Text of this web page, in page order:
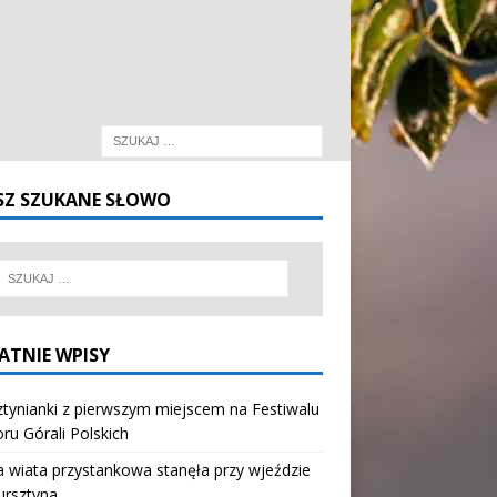
SZUKANE SŁOWO
WPISY
z pierwszym miejscem na Festiwalu
Górali Polskich
wiata przystankowa stanęła przy wjeździe